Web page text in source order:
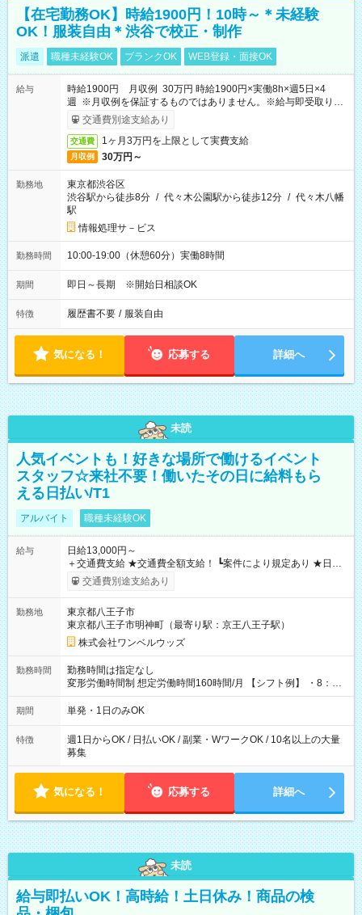
【在宅勤務OK】時給1900円！10時～＊未経験
OK！服装自由＊渋谷で校正・制作
派遣 職種未経験OK ブランクOK WEB登録・面接OK
給与
時給1900円 月収例 30万円 時給1900円×実働8h×週5日×4
週 ※月収例を保証するものではありません。※給与即受取りサ
ービス利用可（利用条件有）
交通費別途支給あり
交通費 1ヶ月3万円を上限として実費支給
月収例 30万円～
勤務地
東京都渋谷区
渋谷駅から徒歩8分 / 代々木公園駅から徒歩12分 / 代々木八幡
駅
情報処理サ－ビス
勤務時間 10:00-19:00（休憩60分）実働8時間
期間 即日～長期 ※開始日相談OK
特徴 履歴書不要 / 服装自由
気になる！ 応募する 詳細へ
未読
人気イベントも！好きな場所で働けるイベント
スタッフ☆来社不要！働いたその日に給料もら
える日払い/T1
アルバイト 職種未経験OK
給与
日給13,000円～
＋交通費支給 ★交通費全額支給！ ┗案件により規定あり ★日払
いOK！（規定あり） ┗働いたその日に現金GET♪ お仕事後はコ
ンビニATMから 日払い分を引き落とせます！ 【試用期間】試
交通費別途支給あり
勤務地
東京都八王子市
東京都八王子市明神町（最寄り駅：京王八王子駅）
株式会社ワンベルウッズ
勤務時間
勤務時間は指定なし
変形労働時間制 想定労働時間160時間/月 【シフト例】 ・8：00
～21：00
期間 単発・1日のみOK
特徴
週1日からOK / 日払いOK / 副業・WワークOK / 10名以上の大量
募集
気になる！ 応募する 詳細へ
未読
給与即払いOK！高時給！土日休み！商品の検